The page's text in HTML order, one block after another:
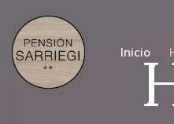
Inicio